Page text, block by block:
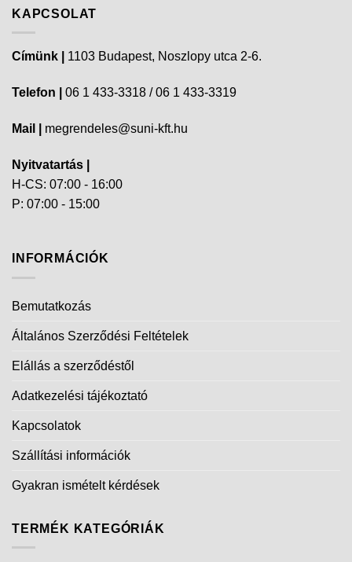
KAPCSOLAT
Címünk | 1103 Budapest, Noszlopy utca 2-6.
Telefon | 06 1 433-3318 / 06 1 433-3319
Mail | megrendeles@suni-kft.hu
Nyitvatartás |
H-CS: 07:00 - 16:00
P: 07:00 - 15:00
INFORMÁCIÓK
Bemutatkozás
Általános Szerződési Feltételek
Elállás a szerződéstől
Adatkezelési tájékoztató
Kapcsolatok
Szállítási információk
Gyakran ismételt kérdések
TERMÉK KATEGÓRIÁK